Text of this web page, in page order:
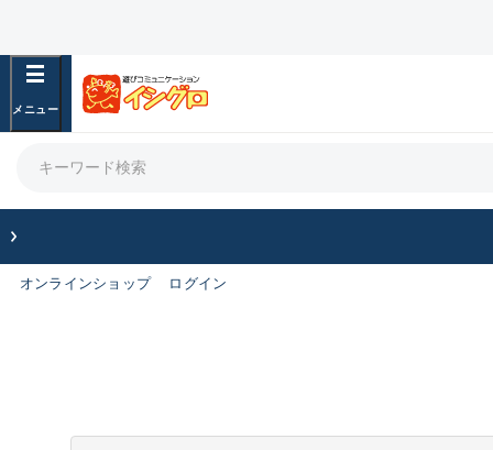
オンラインショップ ログイン